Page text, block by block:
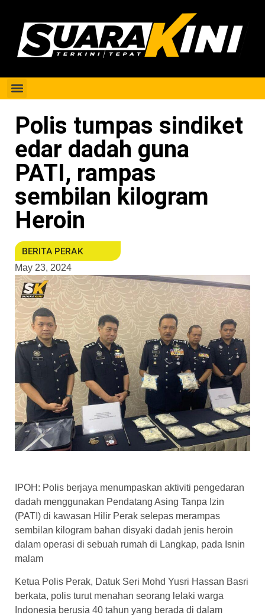
Polis tumpas sindiket
edar dadah guna
PATI, rampas
sembilan kilogram
Heroin
BERITA PERAK
May 23, 2024
IPOH: Polis berjaya menumpaskan aktiviti pengedaran
dadah menggunakan Pendatang Asing Tanpa Izin
(PATI) di kawasan Hilir Perak selepas merampas
sembilan kilogram bahan disyaki dadah jenis heroin
dalam operasi di sebuah rumah di Langkap, pada Isnin
malam
Ketua Polis Perak, Datuk Seri Mohd Yusri Hassan Basri
berkata, polis turut menahan seorang lelaki warga
Indonesia berusia 40 tahun yang berada di dalam